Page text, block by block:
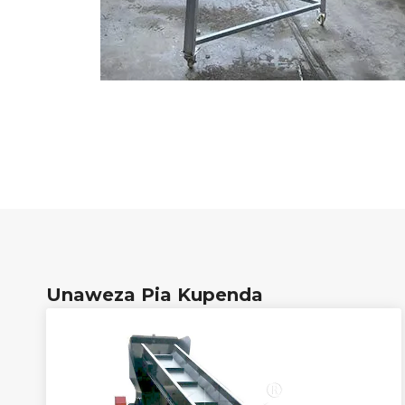
Unaweza Pia Kupenda